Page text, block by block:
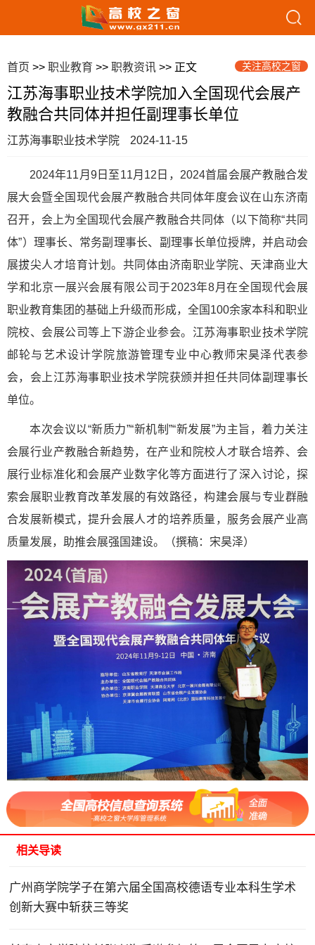
首页 >> 职业教育 >> 职教资讯 >> 正文 关注高校之窗
江苏海事职业技术学院加入全国现代会展产
教融合共同体并担任副理事长单位
江苏海事职业技术学院 2024-11-15
2024年11月9日至11月12日，2024首届会展产教融合发
展大会暨全国现代会展产教融合共同体年度会议在山东济南
召开，会上为全国现代会展产教融合共同体（以下简称“共同
体”）理事长、常务副理事长、副理事长单位授牌，并启动会
展拔尖人才培育计划。共同体由济南职业学院、天津商业大
学和北京一展兴会展有限公司于2023年8月在全国现代会展
职业教育集团的基础上升级而形成，全国100余家本科和职业
院校、会展公司等上下游企业参会。江苏海事职业技术学院
邮轮与艺术设计学院旅游管理专业中心教师宋昊泽代表参
会，会上江苏海事职业技术学院获颁并担任共同体副理事长
单位。
本次会议以“新质力”“新机制”“新发展”为主旨，着力关注
会展行业产教融合新趋势，在产业和院校人才联合培养、会
展行业标准化和会展产业数字化等方面进行了深入讨论，探
索会展职业教育改革发展的有效路径，构建会展与专业群融
合发展新模式，提升会展人才的培养质量，服务会展产业高
质量发展，助推会展强国建设。（撰稿：宋昊泽）
相关导读
广州商学院学子在第六届全国高校德语专业本科生学术
创新大赛中斩获三等奖